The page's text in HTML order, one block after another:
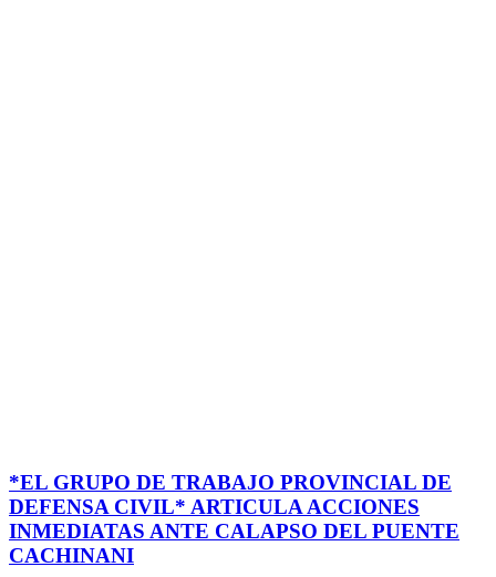
*EL GRUPO DE TRABAJO PROVINCIAL DE
DEFENSA CIVIL* ARTICULA ACCIONES
INMEDIATAS ANTE CALAPSO DEL PUENTE
CACHINANI